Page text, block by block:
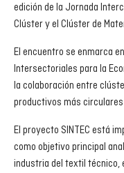
edición de la Jornada
Clúster y el Clúster de
El encuentro se enmarca
Intersectoriales para la
la colaboración entre
productivos más
El proyecto SINTEC está
como objetivo principal
industria del textil técnico,